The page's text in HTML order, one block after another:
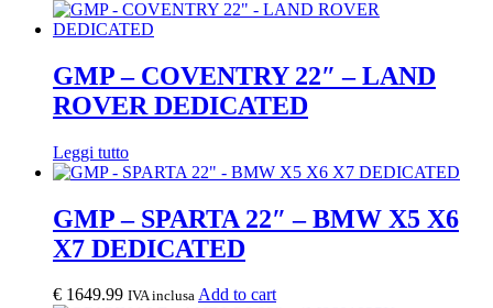
GMP – COVENTRY 22″ – LAND
ROVER DEDICATED
Leggi tutto
GMP – SPARTA 22″ – BMW X5 X6
X7 DEDICATED
€ 1649.99 IVA inclusa Add to cart